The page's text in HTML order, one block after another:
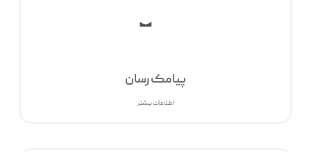
پیامک رسان
اطلاعات بیشتر